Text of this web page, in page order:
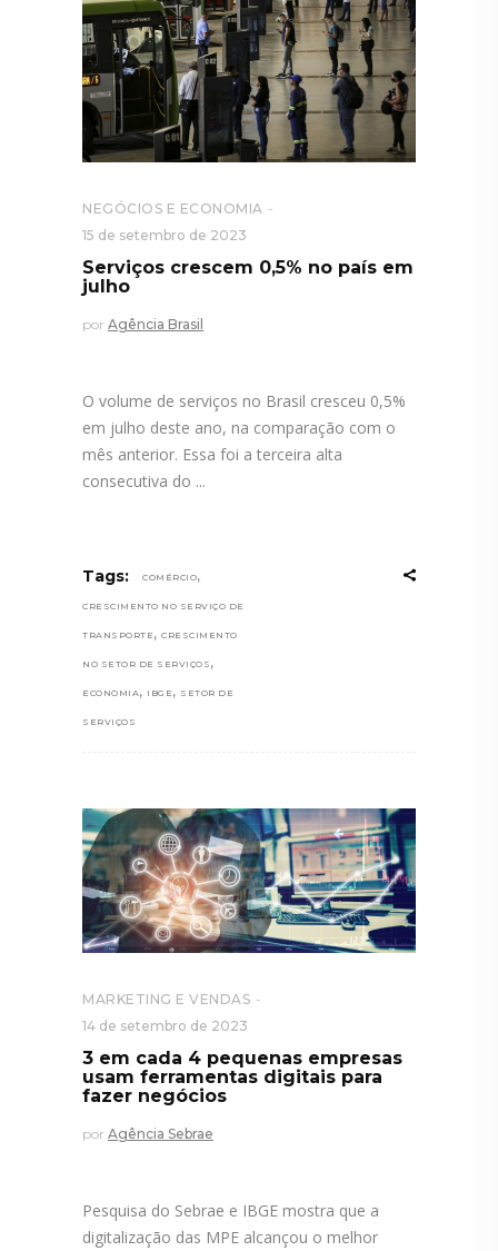
NEGÓCIOS E ECONOMIA
15 de setembro de 2023
Serviços crescem 0,5% no país em
julho
por Agência Brasil
O volume de serviços no Brasil cresceu 0,5%
em julho deste ano, na comparação com o
mês anterior. Essa foi a terceira alta
consecutiva do
Tags: COMÉRCIO,
CRESCIMENTO NO SERVIÇO DE
TRANSPORTE , CRESCIMENTO
NO SETOR DE SERVIÇOS ,
ECONOMIA , IBGE , SETOR DE
SERVIÇOS
MARKETING E VENDAS
14 de setembro de 2023
3 em cada 4 pequenas empresas
usam ferramentas digitais para
fazer negócios
por Agência Sebrae
Pesquisa do Sebrae e IBGE mostra que a
digitalização das MPE alcançou o melhor